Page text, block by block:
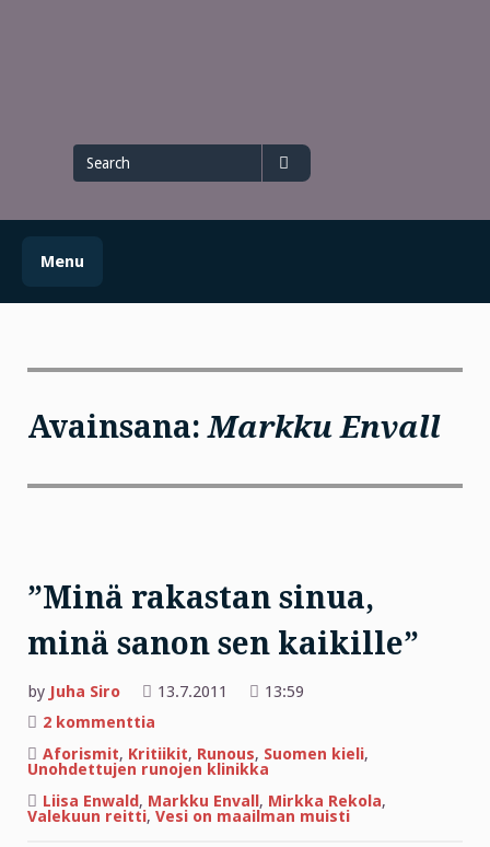
for
Menu
Avainsana:Markku Envall
”Minä rakastan sinua,
minä sanon sen kaikille”
by Juha Siro 13.7.2011
13:59
2 kommenttia
rakastan
sinua,
minä
sanon
sen
Aforismit, Kritiikit, Runous, Suomen kieli,
Unohdettujen runojen klinikka
Liisa Enwald, Markku Envall, Mirkka Rekola,
Valekuun reitti, Vesi on maailman muisti